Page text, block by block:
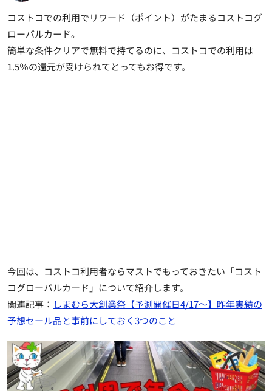
コストコでの利用でリワード（ポイント）がたまるコストコグ
ローバルカード。
簡単な条件クリアで無料で持てるのに、コストコでの利用は
1.5％の還元が受けられてとってもお得です。
今回は、コストコ利用者ならマストでもっておきたい「コスト
コグローバルカード 」について紹介します。
関連記事： しまむら大創業祭【予測開催日4/17～】昨年実績の
予想セール品と事前にしておく3つのこと